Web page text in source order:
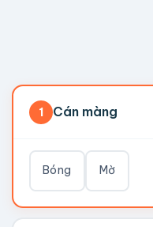
1 Cán màng
Bóng Mờ